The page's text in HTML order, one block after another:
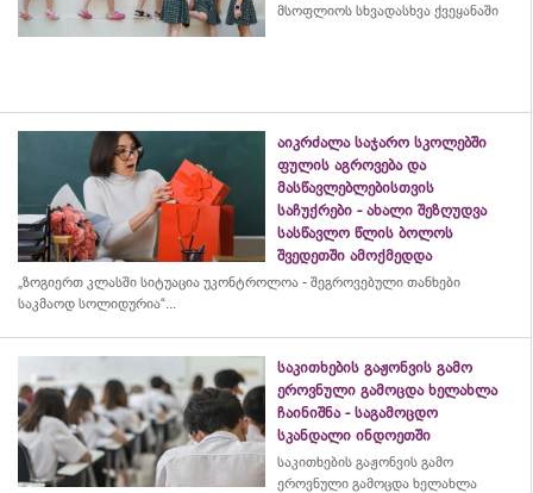
მსოფლიოს სხვადასხვა ქვეყანაში
აიკრძალა საჯარო სკოლებში
ფულის აგროვება და
მასწავლებლებისთვის
საჩუქრები - ახალი შეზღუდვა
სასწავლო წლის ბოლოს
შვედეთში ამოქმედდა
„ზოგიერთ კლასში სიტუაცია უკონტროლოა - შეგროვებული თანხები
საკმაოდ სოლიდურია“...
საკითხების გაჟონვის გამო
ეროვნული გამოცდა ხელახლა
ჩაინიშნა - საგამოცდო
სკანდალი ინდოეთში
საკითხების გაჟონვის გამო
ეროვნული გამოცდა ხელახლა